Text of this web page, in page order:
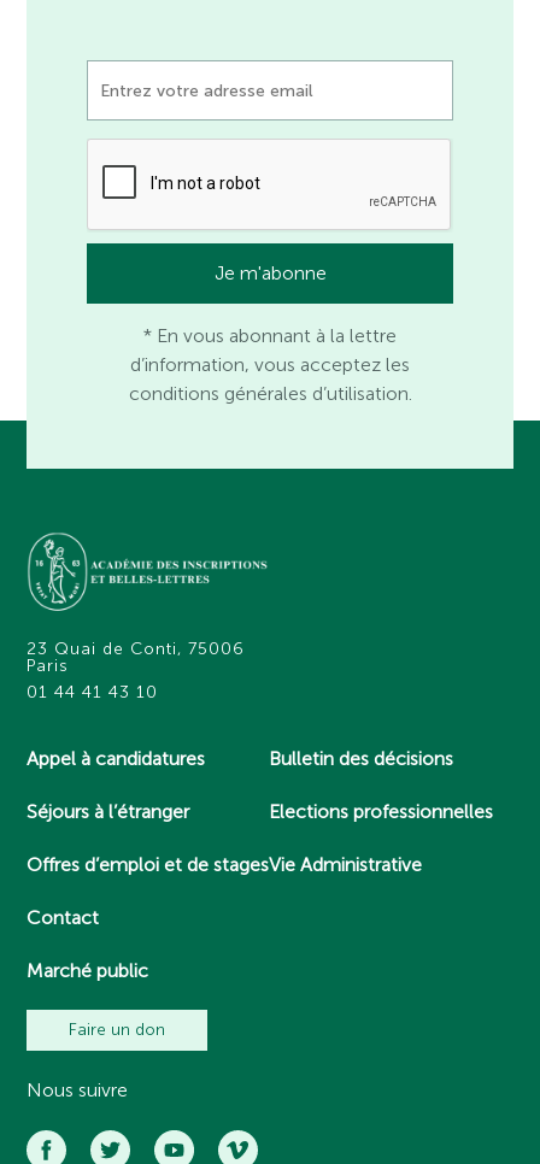
* En vous abonnant à la lettre
d’information, vous acceptez les
conditions générales d’utilisation.
23 Quai de Conti, 75006
Paris
01 44 41 43 10
Appel à candidatures
Séjours à l’étranger
Offres d’emploi et de stages
Contact
Marché public
Bulletin des décisions
Elections professionnelles
Vie Administrative
Faire un don
Nous suivre